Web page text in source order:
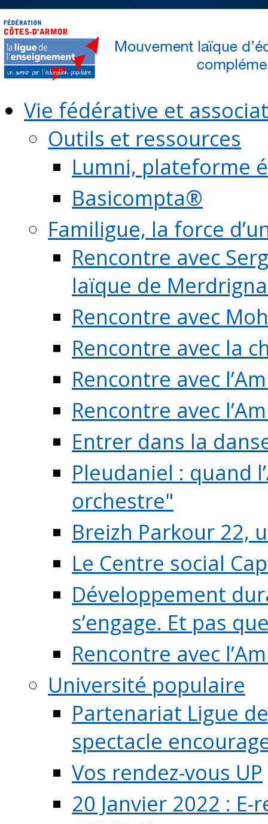
Vie fédérative et
Outils et ressources
Lumni, plateforme
Basicompta®
Familigue, la force
Rencontre avec
laïque de
Rencontre avec
Rencontre avec la
Rencontre avec
Rencontre avec
Entrer dans la
Pleudaniel : quand
orchestre"
Breizh Parkour 22,
Le Centre social
Développement
s’engage. Et pas
Rencontre avec
Université populaire
Partenariat Ligue
spectacle
Vos rendez-vous UP
20 Janvier 2022 :